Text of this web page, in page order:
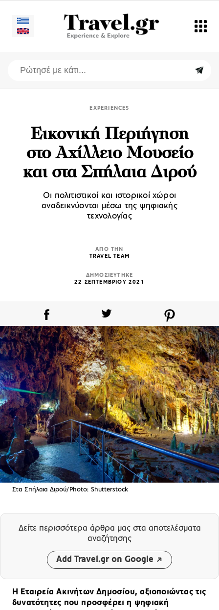
EXPERIENCES
Eικονική Περιήγηση
στο Αχίλλειο Μουσείο
και στα Σπήλαια Διρού
Οι πολιτιστικοί και ιστορικοί χώροι
αναδεικνύονται μέσω της ψηφιακής
τεχνολογίας
ΑΠΟ ΤΗΝ
TRAVEL TEAM
ΔΗΜΟΣΙΕΥΤΗΚΕ
22 ΣΕΠΤΕΜΒΡΙΟΥ 2021
Στα Σπήλαια Διρού/Photo: Shutterstock
Δείτε περισσότερα άρθρα μας στα αποτελέσματα
αναζήτησης
Add Travel.gr on Google
Η Εταιρεία Ακινήτων Δημοσίου, αξιοποιώντας τις
δυνατότητες που προσφέρει η ψηφιακή